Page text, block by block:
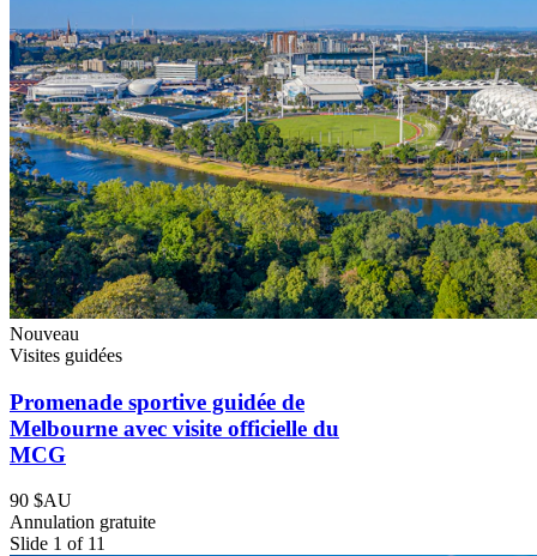
Nouveau
Visites guidées
Promenade sportive guidée de
Melbourne avec visite officielle du
MCG
90 $AU
Annulation gratuite
Slide 1 of 11